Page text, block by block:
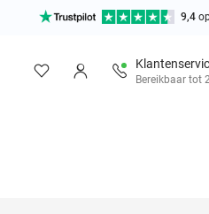
9,4
Bereikbaar tot